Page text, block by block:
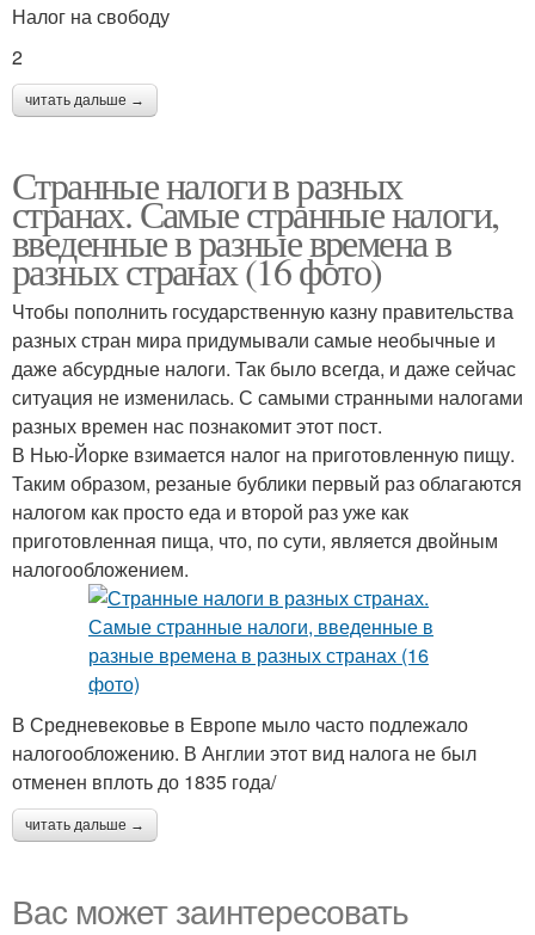
Налог на свободу
2
читать дальше →
Странные налоги в разных
странах. Самые странные налоги,
введенные в разные времена в
разных странах (16 фото)
Чтобы пополнить государственную казну правительства
разных стран мира придумывали самые необычные и
даже абсурдные налоги. Так было всегда, и даже сейчас
ситуация не изменилась. С самыми странными налогами
разных времен нас познакомит этот пост.
В Нью-Йорке взимается налог на приготовленную пищу.
Таким образом, резаные бублики первый раз облагаются
налогом как просто еда и второй раз уже как
приготовленная пища, что, по сути, является двойным
налогообложением.
В Средневековье в Европе мыло часто подлежало
налогообложению. В Англии этот вид налога не был
отменен вплоть до 1835 года/
читать дальше →
Вас может заинтересовать